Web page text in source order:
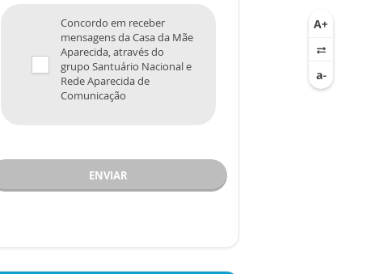
Concordo em receber
mensagens da Casa da Mãe
Aparecida, através do
grupo Santuário Nacional e
Rede Aparecida de
Comunicação
ENVIAR